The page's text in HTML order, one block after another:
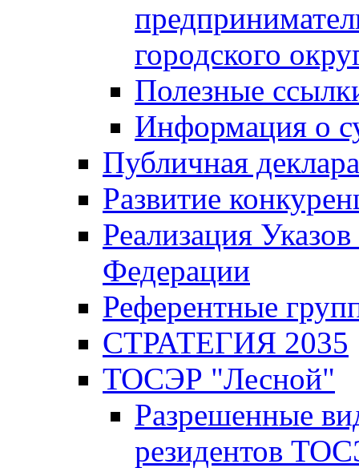
городского
Полезные
Информация о
Публичная
Развитие
Реализация
Федерации
Референтные
СТРАТЕГИЯ 2035
ТОСЭР "Лесной"
Разрешенные
резидентов